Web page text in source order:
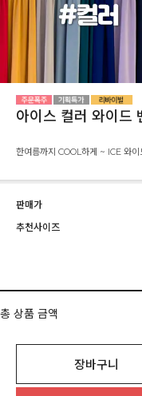
아이스 컬러 와이드
한여름까지 COOL하게 ~ ICE 와이
판매가
추천사이즈
총 상품 금액
장바구니